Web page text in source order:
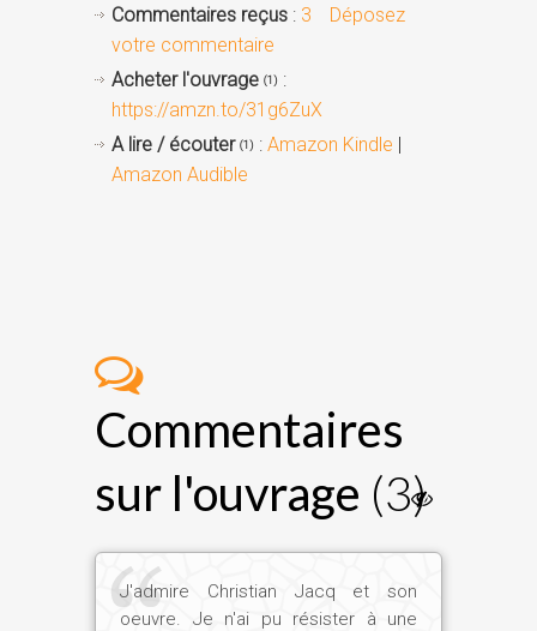
Commentaires reçus : 3
Déposez
votre commentaire
Acheter l'ouvrage (1) :
https://amzn.to/31g6ZuX
A lire / écouter (1) : Amazon Kindle |
Amazon Audible
Commentaires
sur l'ouvrage (3)
J'admire Christian Jacq et son
oeuvre. Je n'ai pu résister à une